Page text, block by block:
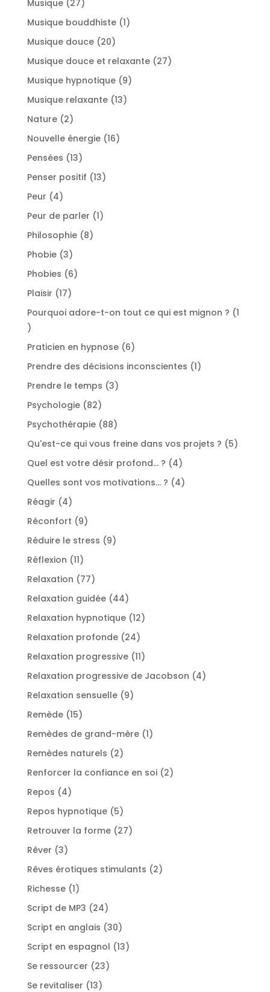
Musique 27
produits
Musique bouddhiste 11
Musique douce 2020
produits
Musique douce et relaxante 2727
Musique hypnotique 99
Musique relaxante 1313
Nature 22
produits
Nouvelle énergie 1616
Pensées 1313
produits
Penser positif 1313
Peur 44
produits
Peur de parler 11
Philosophie 88
Phobie 33
produits
Phobies 66
Plaisir 1717
produits
Pourquoi adore-t-on tout ce qui est mignon ? 1
1
produit
Praticien en hypnose 66
produits
Prendre des décisions inconscientes 11
Prendre le temps 33
Psychologie 8282
produits
Psychothérapie 8888
produits
Qu'est-ce qui vous freine dans vos projets ? 55
Quel est votre désir profond... ? 44
produits
Quelles sont vos motivations... ? 44
Réagir 44
produits
Réconfort 99
produits
Réduire le stress 99
Réflexion 1111
produits
Relaxation 7777
produits
Relaxation guidée 4444
produits
Relaxation hypnotique 1212
Relaxation profonde 2424
produits
Relaxation progressive 1111
produits
Relaxation progressive de Jacobson 44
Relaxation sensuelle 99
Remède 1515
produits
Remèdes de grand-mère 11
Remèdes naturels 22
Renforcer la confiance en soi 22
Repos 44
produits
Repos hypnotique 55
produits
Retrouver la forme 2727
Rêver 33
produits
Rêves érotiques stimulants 22
Richesse 11
produit
Script de MP3 2424
produits
Script en anglais 3030
produits
Script en espagnol 1313
Se ressourcer 2323
Se revitaliser 1313